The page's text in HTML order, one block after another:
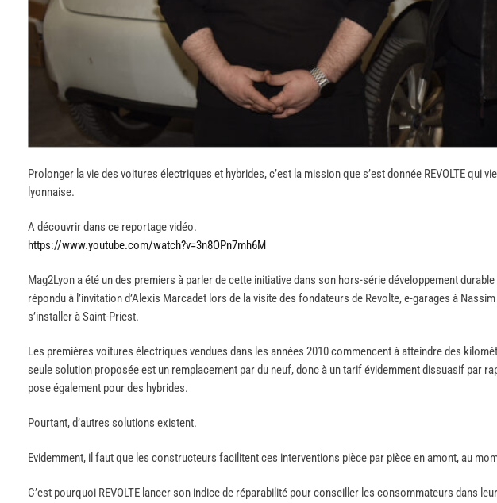
Prolonger la vie des voitures électriques et hybrides, c’est la mission que s’est donnée REVOLTE qui
lyonnaise.
A découvrir dans ce reportage vidéo.
https://www.youtube.com/watch?v=3n8OPn7mh6M
Mag2Lyon a été un des premiers à parler de cette initiative dans son hors-série développement
répondu à l’invitation d’Alexis Marcadet lors de la visite des fondateurs de Revolte, e-garages à
s’installer à Saint-Priest.
Les premières voitures électriques vendues dans les années 2010 commencent à atteindre des
seule solution proposée est un remplacement par du neuf, donc à un tarif évidemment dissuasif par
pose également pour des hybrides.
Pourtant, d’autres solutions existent.
Evidemment, il faut que les constructeurs facilitent ces interventions pièce par pièce en amont, au
C’est pourquoi REVOLTE lancer son indice de réparabilité pour conseiller les consommateurs dans